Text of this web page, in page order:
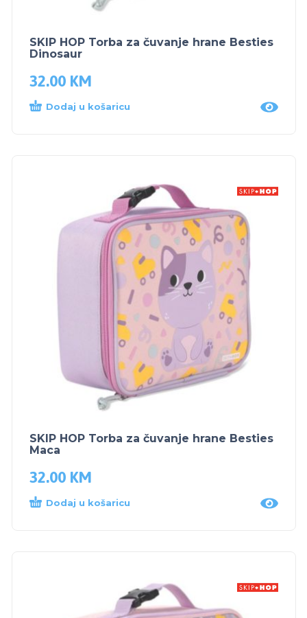
SKIP HOP Torba za čuvanje hrane Besties
Dinosaur
32.00 KM
Dodaj u košaricu
SKIP HOP Torba za čuvanje hrane Besties
Maca
32.00 KM
Dodaj u košaricu